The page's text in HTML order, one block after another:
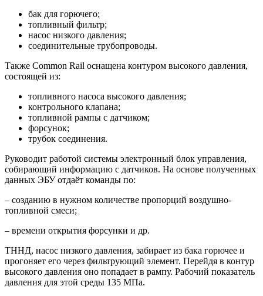
бак для горючего;
топливный фильтр;
насос низкого давления;
соединительные трубопроводы.
Также Common Rail оснащена контуром высокого давления,
состоящей из:
топливного насоса высокого давления;
контрольного клапана;
топливной рампы с датчиком;
форсунок;
трубок соединения.
Руководит работой системы электронный блок управления,
собирающий информацию с датчиков. На основе полученных
данных ЭБУ отдаёт команды по:
– созданию в нужном количестве пропорций воздушно-
топливной смеси;
– времени открытия форсунки и др.
ТННД, насос низкого давления, забирает из бака горючее и
прогоняет его через фильтрующий элемент. Перейдя в контур
высокого давления оно попадает в рампу. Рабочий показатель
давления для этой среды 135 МПа.